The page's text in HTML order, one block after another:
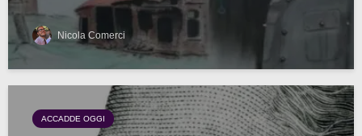
Nicola Comerci
ACCADDE OGGI